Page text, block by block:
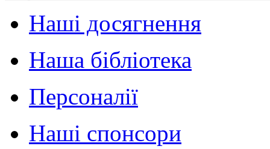
Наші досягнення
Наша бібліотека
Персоналії
Наші спонсори